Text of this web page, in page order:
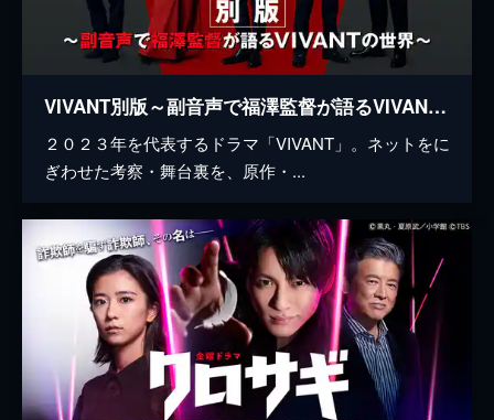
VIVANT別版～副音声で福澤監督が語るVIVANTの世界～
２０２３年を代表するドラマ「VIVANT」。ネットをに
ぎわせた考察・舞台裏を、原作・...